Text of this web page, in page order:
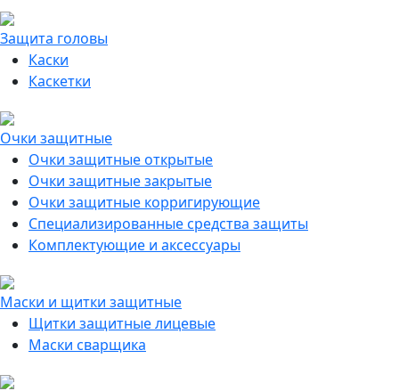
Защита головы
Каски
Каскетки
Очки защитные
Очки защитные открытые
Очки защитные закрытые
Очки защитные корригирующие
Специализированные средства защиты
Комплектующие и аксессуары
Маски и щитки защитные
Щитки защитные лицевые
Маски сварщика